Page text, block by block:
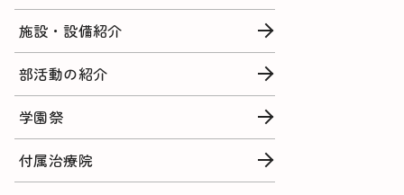
施設・設備紹介
部活動の紹介
学園祭
付属治療院